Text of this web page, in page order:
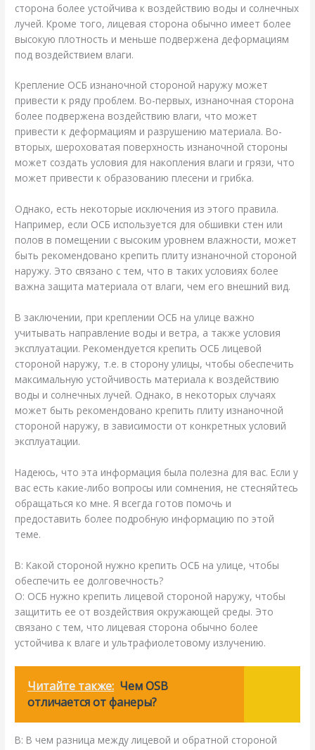
сторона более устойчива к воздействию воды и солнечных
лучей. Кроме того, лицевая сторона обычно имеет более
высокую плотность и меньше подвержена деформациям
под воздействием влаги.
Крепление ОСБ изнаночной стороной наружу может
привести к ряду проблем. Во-первых, изнаночная сторона
более подвержена воздействию влаги, что может
привести к деформациям и разрушению материала. Во-
вторых, шероховатая поверхность изнаночной стороны
может создать условия для накопления влаги и грязи, что
может привести к образованию плесени и грибка.
Однако, есть некоторые исключения из этого правила.
Например, если ОСБ используется для обшивки стен или
полов в помещении с высоким уровнем влажности, может
быть рекомендовано крепить плиту изнаночной стороной
наружу. Это связано с тем, что в таких условиях более
важна защита материала от влаги, чем его внешний вид.
В заключении, при креплении ОСБ на улице важно
учитывать направление воды и ветра, а также условия
эксплуатации. Рекомендуется крепить ОСБ лицевой
стороной наружу, т.е. в сторону улицы, чтобы обеспечить
максимальную устойчивость материала к воздействию
воды и солнечных лучей. Однако, в некоторых случаях
может быть рекомендовано крепить плиту изнаночной
стороной наружу, в зависимости от конкретных условий
эксплуатации.
Надеюсь, что эта информация была полезна для вас. Если у
вас есть какие-либо вопросы или сомнения, не стесняйтесь
обращаться ко мне. Я всегда готов помочь и
предоставить более подробную информацию по этой
теме.
В: Какой стороной нужно крепить ОСБ на улице, чтобы
обеспечить ее долговечность?
О: ОСБ нужно крепить лицевой стороной наружу, чтобы
защитить ее от воздействия окружающей среды. Это
связано с тем, что лицевая сторона обычно более
устойчива к влаге и ультрафиолетовому излучению.
Читайте также: Чем OSB
отличается от фанеры?
В: В чем разница между лицевой и обратной стороной